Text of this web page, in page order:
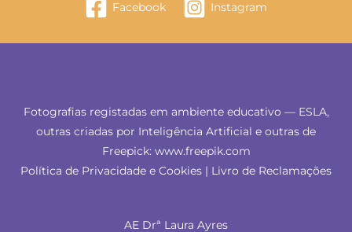
Facebook Instagram
Fotografias registadas em ambiente educativo — ESLA,
outras criadas por Inteligência Artificial e outras de
Freepick: www.freepik.com
Política de Privacidade e Cookies | Livro de Reclamações
AE Drª Laura Ayres